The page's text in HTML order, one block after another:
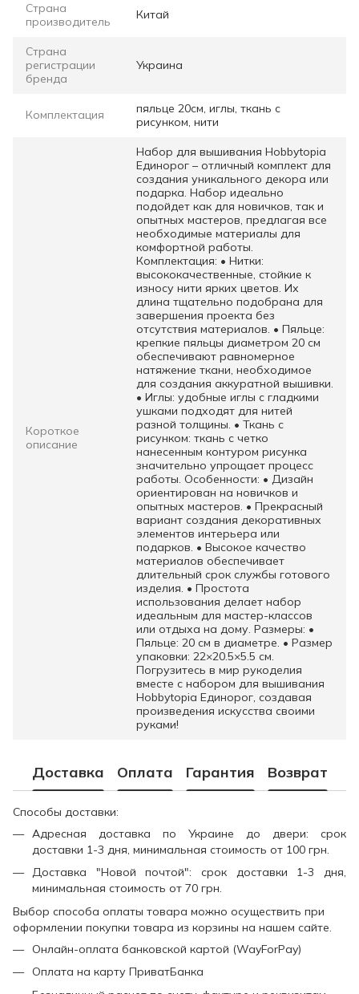
Страна
производитель
Китай
Страна
регистрации
бренда
Украина
Комплектация
пяльце 20см, иглы, ткань с
рисунком, нити
Короткое
описание
Набор для вышивания Hobbytopia
Единорог – отличный комплект для
создания уникального декора или
подарка. Набор идеально
подойдет как для новичков, так и
опытных мастеров, предлагая все
необходимые материалы для
комфортной работы.
Комплектация: • Нитки:
высококачественные, стойкие к
износу нити ярких цветов. Их
длина тщательно подобрана для
завершения проекта без
отсутствия материалов. • Пяльце:
крепкие пяльцы диаметром 20 см
обеспечивают равномерное
натяжение ткани, необходимое
для создания аккуратной вышивки.
• Иглы: удобные иглы с гладкими
ушками подходят для нитей
разной толщины. • Ткань с
рисунком: ткань с четко
нанесенным контуром рисунка
значительно упрощает процесс
работы. Особенности: • Дизайн
ориентирован на новичков и
опытных мастеров. • Прекрасный
вариант создания декоративных
элементов интерьера или
подарков. • Высокое качество
материалов обеспечивает
длительный срок службы готового
изделия. • Простота
использования делает набор
идеальным для мастер-классов
или отдыха на дому. Размеры: •
Пяльце: 20 см в диаметре. • Размер
упаковки: 22×20.5×5.5 см.
Погрузитесь в мир рукоделия
вместе с набором для вышивания
Hobbytopia Единорог, создавая
произведения искусства своими
руками!
Доставка Оплата Гарантия Возврат
Способы доставки:
Адресная доставка по Украине до двери: срок
доставки 1-3 дня, минимальная стоимость от 100 грн.
Доставка "Новой почтой": срок доставки 1-3 дня,
минимальная стоимость от 70 грн.
Выбор способа оплаты товара можно осуществить при
оформлении покупки товара из корзины на нашем сайте.
Онлайн-оплата банковской картой (WayForPay)
Оплата на карту ПриватБанка